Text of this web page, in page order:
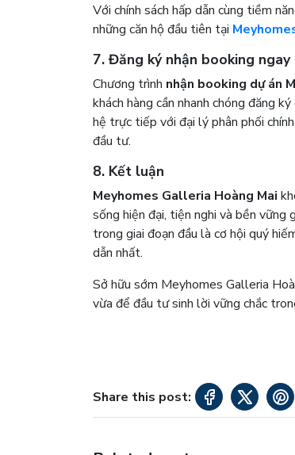
Với chính sách hấp dẫn cùng tiềm
những căn hộ đầu tiên tại
7. Đăng ký nhận booking ngay
Chương trình nhận booking dự án
khách hàng cần nhanh chóng đăng
hệ trực tiếp với đại lý phân phối
đầu tư.
8. Kết luận
Meyhomes Galleria Hoàng Mai
sống hiện đại, tiện nghi và bền vững
trong giai đoạn đầu là cơ hội quý
dẫn nhất.
Sở hữu sớm Meyhomes Galleria
vừa để đầu tư sinh lời vững chắc
Share this post: